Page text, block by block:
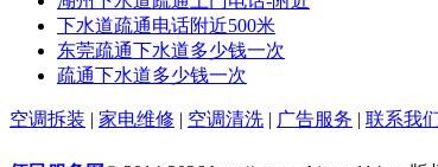
下水道疏通电话附近500米
东莞疏通下水道多少钱一次
疏通下水道多少钱一次
空调拆装 | 家电维修 | 空调清洗 | 广告服务 | 联系我